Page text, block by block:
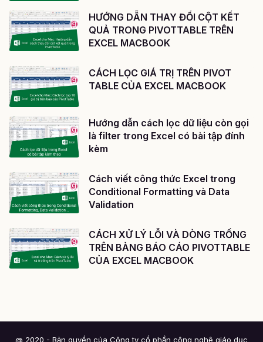
HƯỚNG DẪN THAY ĐỔI CỘT KẾT
QUẢ TRONG PIVOTTABLE TRÊN
EXCEL MACBOOK
CÁCH LỌC GIÁ TRỊ TRÊN PIVOT
TABLE CỦA EXCEL MACBOOK
Hướng dẫn cách lọc dữ liệu còn gọi
là filter trong Excel có bài tập đính
kèm
Cách viết công thức Excel trong
Conditional Formatting và Data
Validation
CÁCH XỬ LÝ LỖI VÀ DÒNG TRỐNG
TRÊN BẢNG BÁO CÁO PIVOTTABLE
CỦA EXCEL MACBOOK
@ 2020 - Bản quyền của Công ty cổ phần công nghệ giáo dục